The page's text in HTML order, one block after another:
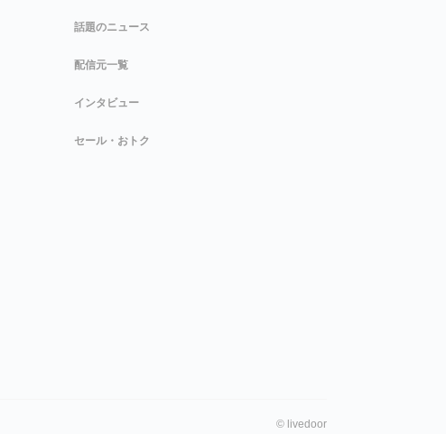
話題のニュース
配信元一覧
インタビュー
セール・おトク
© livedoor